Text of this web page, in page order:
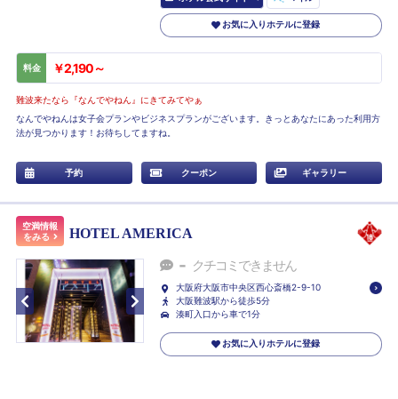
お気に入りホテルに登録
料金 ￥2,190～
難波来たなら『なんでやねん』にきてみてやぁ
なんでやねんは女子会プランやビジネスプランがございます。きっとあなたにあった利用方
法が見つかります！お待ちしてますね。
予約 クーポン ギャラリー
空満情報
をみる
HOTEL AMERICA
- クチコミできません
大阪府大阪市中央区西心斎橋2-9-10
大阪難波駅から徒歩5分
湊町入口から車で1分
お気に入りホテルに登録